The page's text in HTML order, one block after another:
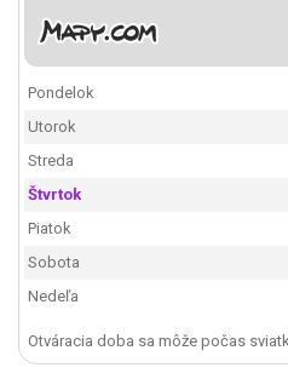
Pondelok
Utorok
Streda
Štvrtok
Piatok
Sobota
Nedeľa
Otváracia doba sa môže počas